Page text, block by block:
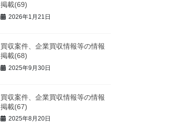
掲載(69)
2026年1月21日
買収案件、企業買収情報等の情報
掲載(68)
2025年9月30日
買収案件、企業買収情報等の情報
掲載(67)
2025年8月20日